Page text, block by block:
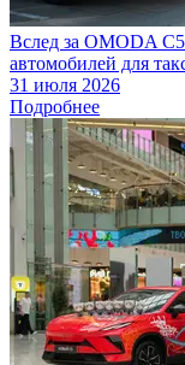
Вслед за OMODA
автомобилей для
31 июля 2026
Подробнее